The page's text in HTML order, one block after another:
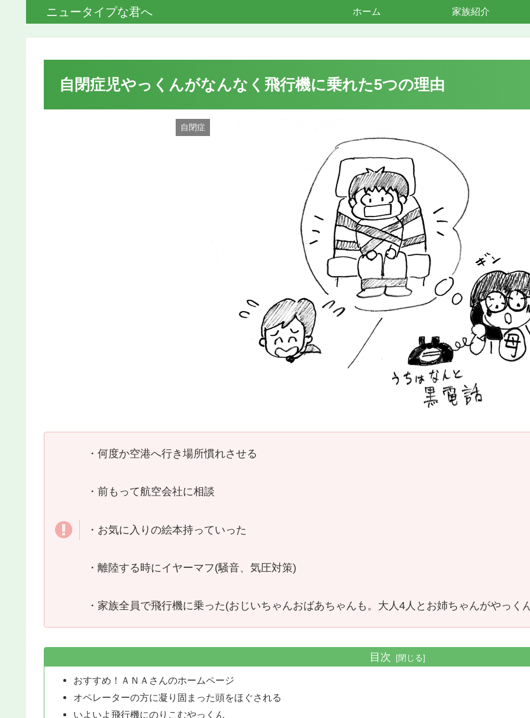
ニュータイプな君へ ホーム 家族紹介
自閉症児やっくんがなんなく飛行機に乗れた5つの理由
自閉症
・何度か空港へ行き場所慣れさせる
・前もって航空会社に相談
・お気に入りの絵本持っていった
・離陸する時にイヤーマフ(騒音、気圧対策)
・家族全員で飛行機に乗った(おじいちゃんおばあちゃんも。大人4人とお姉ちゃんがやっく
目次
おすすめ！ＡＮＡさんのホームページ
オペレーターの方に凝り固まった頭をほぐされる
いよいよ飛行機にのりこむやっくん